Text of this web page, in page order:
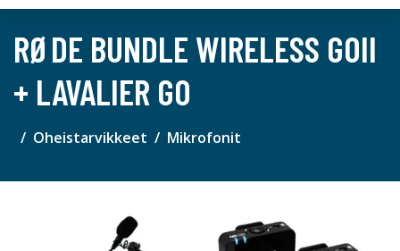
RØDE BUNDLE WIRELESS GOII
+ LAVALIER GO
Oheistarvikkeet Mikrofonit